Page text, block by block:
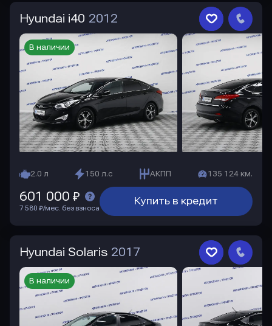
Hyundai i40 2012
2.0 л 150 л.с АКПП 135 124 км.
В наличии
Купить в кредит
601 000 ₽
7 580 ₽/мес. без взноса
Hyundai Solaris 2017
В наличии